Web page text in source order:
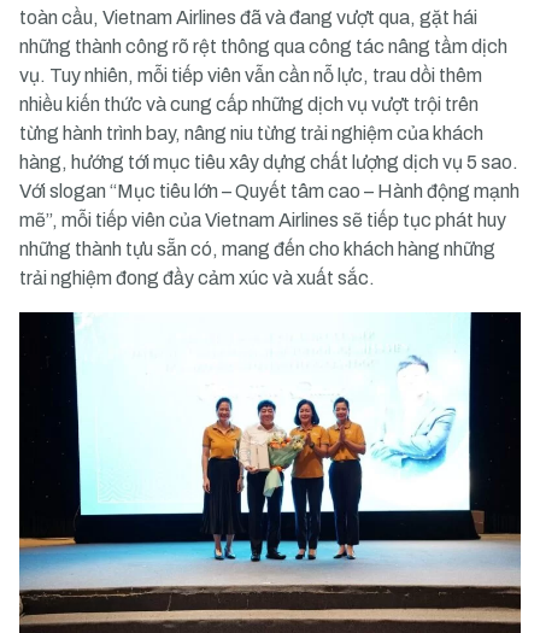
toàn cầu, Vietnam Airlines đã và đang vượt qua, gặt hái
những thành công rõ rệt thông qua công tác nâng tầm dịch
vụ. Tuy nhiên, mỗi tiếp viên vẫn cần nỗ lực, trau dồi thêm
nhiều kiến thức và cung cấp những dịch vụ vượt trội trên
từng hành trình bay, nâng niu từng trải nghiệm của khách
hàng, hướng tới mục tiêu xây dựng chất lượng dịch vụ 5 sao.
Với slogan “Mục tiêu lớn – Quyết tâm cao – Hành động mạnh
mẽ”, mỗi tiếp viên của Vietnam Airlines sẽ tiếp tục phát huy
những thành tựu sẵn có, mang đến cho khách hàng những
trải nghiệm đong đầy cảm xúc và xuất sắc.